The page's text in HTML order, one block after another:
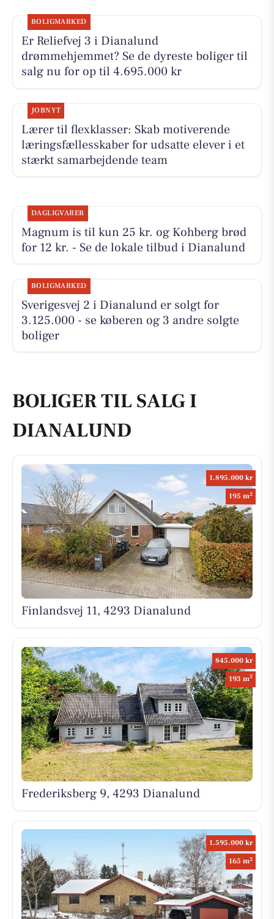
BOLIGMARKED
Er Reliefvej 3 i Dianalund
drømmehjemmet? Se de dyreste boliger til
salg nu for op til 4.695.000 kr
JOBNYT
Lærer til flexklasser: Skab motiverende
læringsfællesskaber for udsatte elever i et
stærkt samarbejdende team
DAGLIGVARER
Magnum is til kun 25 kr. og Kohberg brød
for 12 kr. - Se de lokale tilbud i Dianalund
BOLIGMARKED
Sverigesvej 2 i Dianalund er solgt for
3.125.000 - se køberen og 3 andre solgte
boliger
BOLIGER TIL SALG I
DIANALUND
1.895.000 kr
195 m2
Finlandsvej 11, 4293 Dianalund
845.000 kr
193 m2
Frederiksberg 9, 4293 Dianalund
1.595.000 kr
165 m2